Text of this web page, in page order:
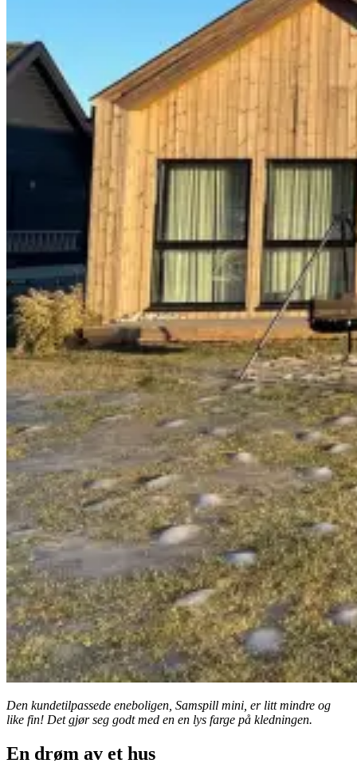
Den kundetilpassede eneboligen, Samspill mini, er litt mindre og
like fin! Det gjør seg godt med en en lys farge på kledningen.
En drøm av et hus